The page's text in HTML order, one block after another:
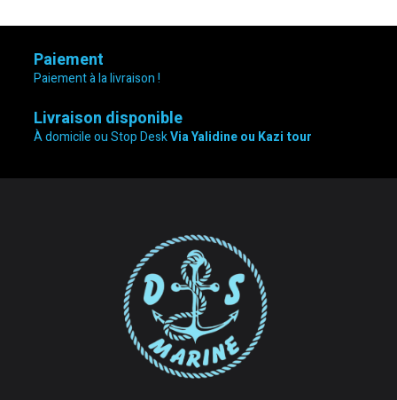
Paiement
Paiement à la livraison !
Livraison disponible
À domicile ou Stop DeskVia Yalidine ou Kazi tour